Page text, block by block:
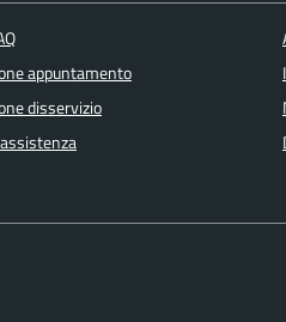
appuntamento
disservizio